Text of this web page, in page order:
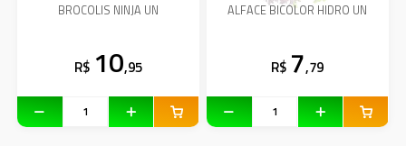
BROCOLIS NINJA UN
R$ 10,95
ALFACE BICOLOR HIDRO UN
R$ 7,79